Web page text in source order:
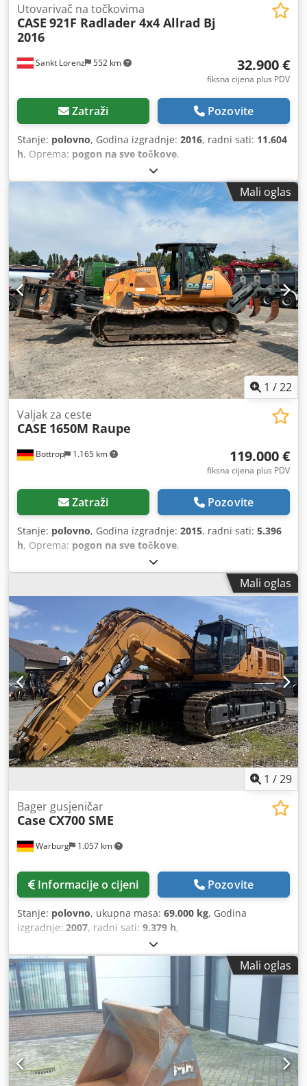
Sankt Lorenz 552 km
Utovarivač na točkovima
CASE 921F Radlader 4x4 Allrad Bj
2016
32.900 €
fiksna cijena plus PDV
Zatraži Pozovite
Stanje: polovno, Godina izgradnje: 2016, radni sati: 11.604
h, Oprema: pogon na sve točkove,
Mali oglas
1 /22
Bottrop 1.165 km
Valjak za ceste
CASE 1650M Raupe
119.000 €
fiksna cijena plus PDV
Zatraži Pozovite
Stanje: polovno, Godina izgradnje: 2015, radni sati: 5.396
h, Oprema: pogon na sve točkove,
Mali oglas
1 /29
Warburg 1.057 km
Bager gusjeničar
Case CX700 SME
Informacije o cijeni Pozovite
Stanje: polovno, ukupna masa: 69.000 kg, Godina
izgradnje: 2007, radni sati: 9.379 h,
Mali oglas